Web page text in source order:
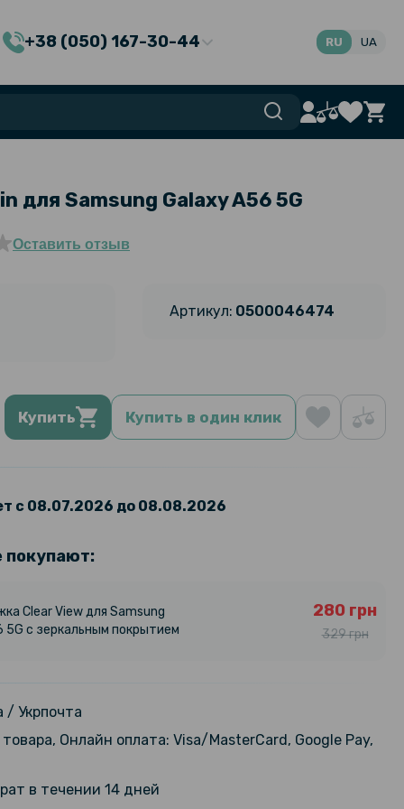
+38 (050) 167-30-44 RU UA
для Samsung Galaxy A56 5G
Оставить отзыв
Артикул: 0500046474
Купить Купить в один клик
с 08.07.2026 до 08.08.2026
покупают:
Clear View для Samsung
5G с зеркальным покрытием
280 грн
329 грн
/ Укрпочта
Онлайн оплата: Visa/MasterCard, Google Pay,
в течении 14 дней